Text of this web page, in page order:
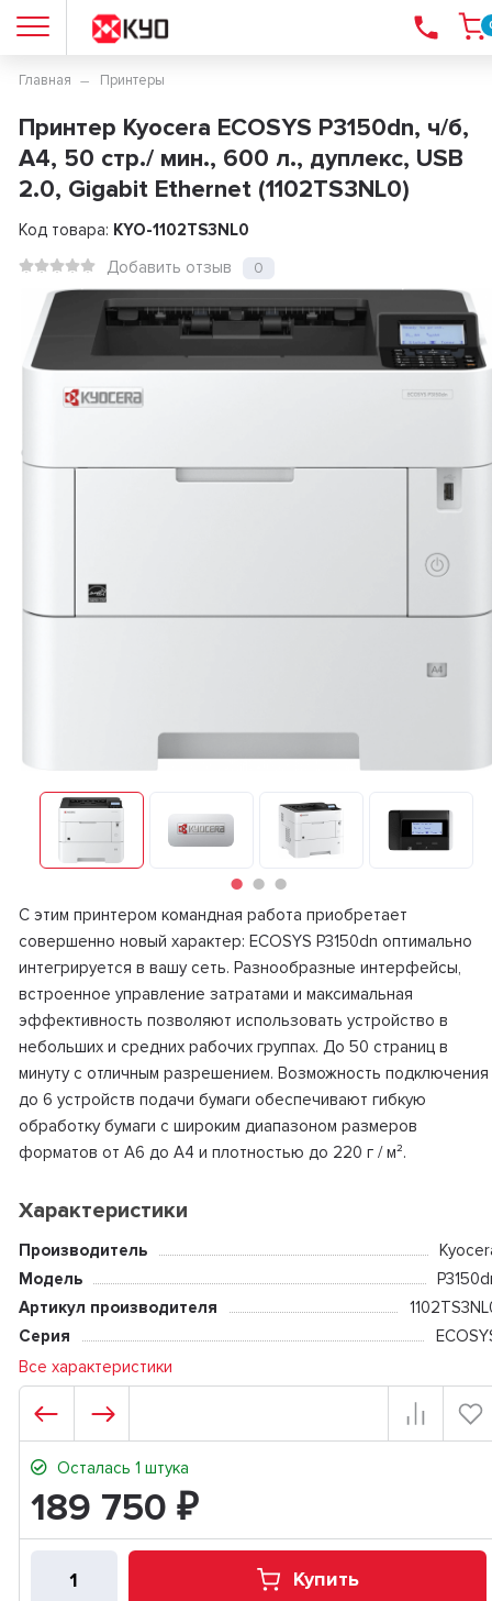
Главная Принтеры
Принтер Kyocera ECOSYS P3150dn, ч/б,
А4, 50 стр./ мин., 600 л., дуплекс, USB
2.0, Gigabit Ethernet (1102TS3NL0)
Код товара: KYO-1102TS3NL0
Добавить отзыв
0
C этим принтером командная работа приобретает
совершенно новый характер: ECOSYS P3150dn оптимально
интегрируется в вашу сеть. Разнообразные интерфейсы,
встроенное управление затратами и максимальная
эффективность позволяют использовать устройство в
небольших и средних рабочих группах. До 50 страниц в
минуту с отличным разрешением. Возможность подключения
до 6 устройств подачи бумаги обеспечивают гибкую
обработку бумаги с широким диапазоном размеров
форматов от A6 до A4 и плотностью до 220 г / м².
Характеристики
Производитель
Модель
Артикул производителя
Серия
Все характеристики
Осталась 1 штука
189 750 ₽
Купить